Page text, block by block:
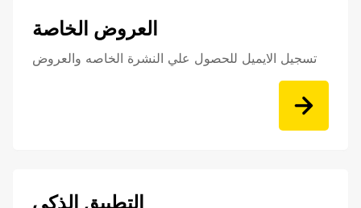
العروض الخاصة
تسجيل الايميل للحصول علي النشرة الخاصه والعروض
التطبيق الذكي